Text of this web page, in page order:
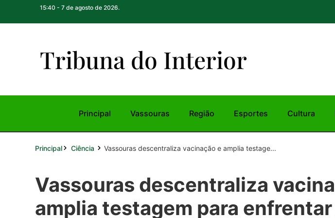
15:40 - 7 de agosto de 2026.
Tribuna do Interior
Principal Vassouras Região Esportes Cultura
Principal Ciência Vassouras descentraliza vacinação e amplia testage...
Vassouras descentraliza
amplia testagem para